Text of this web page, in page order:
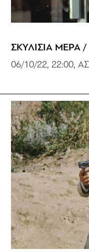
ΣΚΥΛΙΣΙΑ ΜΕΡΑ /
06/10/22, 22:00,